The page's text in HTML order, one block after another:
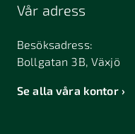
Vår adress
Besöksadress:
Bollgatan 3B, Växjö
Se alla våra kontor